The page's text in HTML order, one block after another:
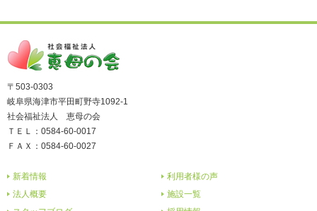
〒503-0303
岐阜県海津市平田町野寺1092-1
社会福祉法人 恵母の会
ＴＥＬ：0584-60-0017
ＦＡＸ：0584-60-0027
新着情報
利用者様の声
法人概要
施設一覧